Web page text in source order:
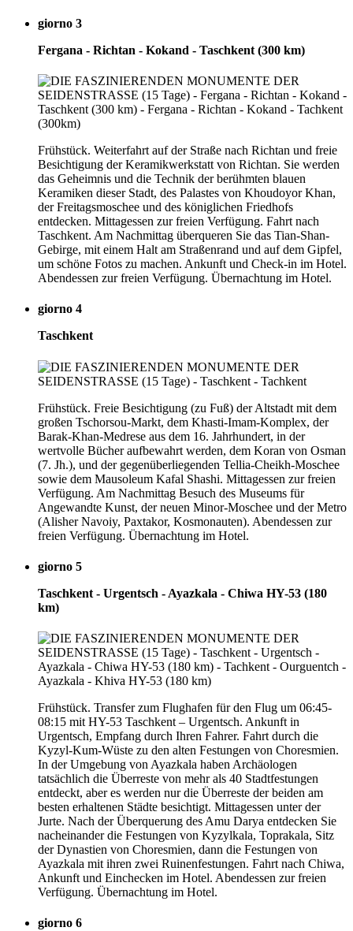
giorno 3
Fergana - Richtan - Kokand - Taschkent (300 km)
Frühstück. Weiterfahrt auf der Straße nach Richtan und freie
Besichtigung der Keramikwerkstatt von Richtan. Sie werden
das Geheimnis und die Technik der berühmten blauen
Keramiken dieser Stadt, des Palastes von Khoudoyor Khan,
der Freitagsmoschee und des königlichen Friedhofs
entdecken. Mittagessen zur freien Verfügung. Fahrt nach
Taschkent. Am Nachmittag überqueren Sie das Tian-Shan-
Gebirge, mit einem Halt am Straßenrand und auf dem Gipfel,
um schöne Fotos zu machen. Ankunft und Check-in im Hotel.
Abendessen zur freien Verfügung. Übernachtung im Hotel.
giorno 4
Taschkent
Frühstück. Freie Besichtigung (zu Fuß) der Altstadt mit dem
großen Tschorsou-Markt, dem Khasti-Imam-Komplex, der
Barak-Khan-Medrese aus dem 16. Jahrhundert, in der
wertvolle Bücher aufbewahrt werden, dem Koran von Osman
(7. Jh.), und der gegenüberliegenden Tellia-Cheikh-Moschee
sowie dem Mausoleum Kafal Shashi. Mittagessen zur freien
Verfügung. Am Nachmittag Besuch des Museums für
Angewandte Kunst, der neuen Minor-Moschee und der Metro
(Alisher Navoiy, Paxtakor, Kosmonauten). Abendessen zur
freien Verfügung. Übernachtung im Hotel.
giorno 5
Taschkent - Urgentsch - Ayazkala - Chiwa HY-53 (180
km)
Frühstück. Transfer zum Flughafen für den Flug um 06:45-
08:15 mit HY-53 Taschkent – Urgentsch. Ankunft in
Urgentsch, Empfang durch Ihren Fahrer. Fahrt durch die
Kyzyl-Kum-Wüste zu den alten Festungen von Choresmien.
In der Umgebung von Ayazkala haben Archäologen
tatsächlich die Überreste von mehr als 40 Stadtfestungen
entdeckt, aber es werden nur die Überreste der beiden am
besten erhaltenen Städte besichtigt. Mittagessen unter der
Jurte. Nach der Überquerung des Amu Darya entdecken Sie
nacheinander die Festungen von Kyzylkala, Toprakala, Sitz
der Dynastien von Choresmien, dann die Festungen von
Ayazkala mit ihren zwei Ruinenfestungen. Fahrt nach Chiwa,
Ankunft und Einchecken im Hotel. Abendessen zur freien
Verfügung. Übernachtung im Hotel.
giorno 6